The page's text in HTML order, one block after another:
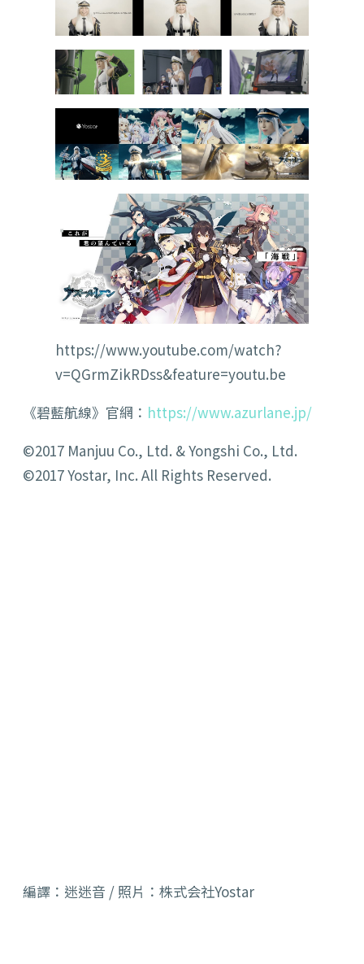
https://www.youtube.com/watch?
v=QGrmZikRDss&feature=youtu.be
《碧藍航線》官網： https://www.azurlane.jp/
©2017 Manjuu Co., Ltd. & Yongshi Co., Ltd.
©2017 Yostar, Inc. All Rights Reserved.
編譯：迷迷音 / 照片：株式会社Yostar